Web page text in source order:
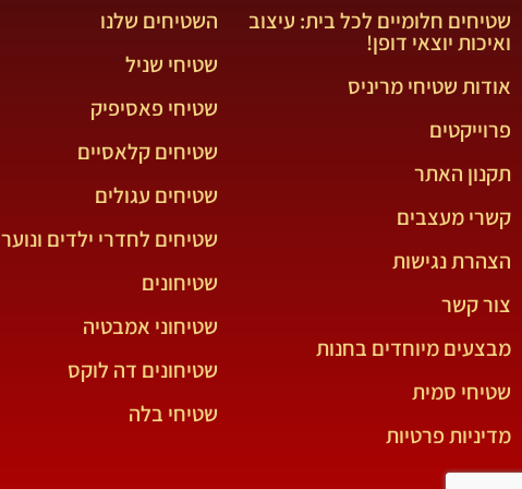
שטיחים חלומיים לכל בית: עיצוב
ואיכות יוצאי דופן!
אודות שטיחי מריניס
פרוייקטים
תקנון האתר
קשרי מעצבים
הצהרת נגישות
צור קשר
מבצעים מיוחדים בחנות
שטיחי סמית
מדיניות פרטיות
השטיחים שלנו
שטיחי שניל
שטיחי פאסיפיק
שטיחים קלאסיים
שטיחים עגולים
שטיחים לחדרי ילדים ונוער
שטיחונים
שטיחוני אמבטיה
שטיחונים דה לוקס
שטיחי בלה